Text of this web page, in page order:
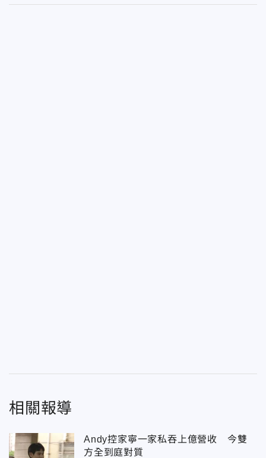
相關報導
Andy控家寧一家私吞上億營收 今雙
方全到庭對質